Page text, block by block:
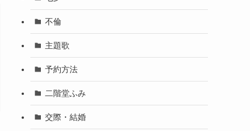
不倫
主題歌
予約方法
二階堂ふみ
交際・結婚